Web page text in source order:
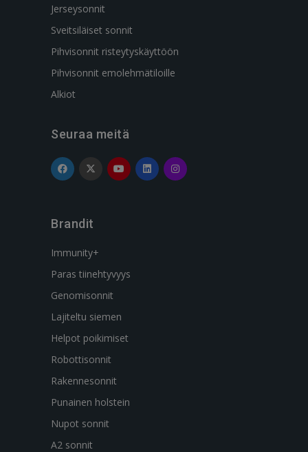
Jerseysonnit
Sveitsiläiset sonnit
Pihvisonnit risteytyskäyttöön
Pihvisonnit emolehmätiloille
Alkiot
Seuraa meitä
Brandit
Immunity+
Paras tiinehtyvyys
Genomisonnit
Lajiteltu siemen
Helpot poikimiset
Robottisonnit
Rakennesonnit
Punainen holstein
Nupot sonnit
A2 sonnit